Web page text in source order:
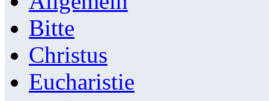
Bitte
Christus
Eucharistie